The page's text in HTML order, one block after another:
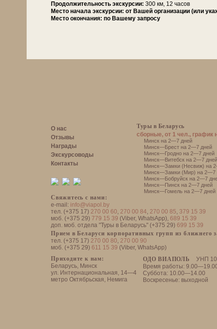
Про­дол­жи­тель­ность экс­кур­сии: 300 км, 12 ча­сов
Место начала экскурсии: от Вашей организации (или
Место окончания: по Вашему запросу
О нас
Отзывы
Награды
Экскурсоводы
Контакты
Свяжитесь с нами:
e-mail: info@viapol.by
тел. (+375 17) 270 00 60, 270 00 84, 270 00 85, 379 15 39
моб. (+375 29) 779 15 39 (Viber, WhatsApp), 689 15 39
доп. моб. отдела "Туры в Беларусь" (+375 29) 699 15 39
Прием в Беларуси корпоративных групп из ближнего
тел. (+375 17) 270 00 80, 270 00 90
моб. (+375 29) 611 15 39 (Viber, WhatsApp)
ОДО ВИАПОЛЬ
УНП
Время работы:
Суббота: 10.00—14.00
Воскресенье: выходной
Приходите к нам:
Беларусь, Минск
ул. Интернациональная, 14—4
метро Октябрьская, Немига
Туры в Беларусь
сборные, от 1 чел., график
Минск на 2—7 дней
Минск—Брест на 2—7 дней
Минск—Гродно на 2—7 дней
Минск—Витебск на 2—7 дней
Минск—Замки (Несвиж) на
Минск—Замки (Мир) на 2—7
Минск—Бобруйск на 2—7
Минск—Пинск на 2—7 дней
Минск—Гомель на 2—7 дней